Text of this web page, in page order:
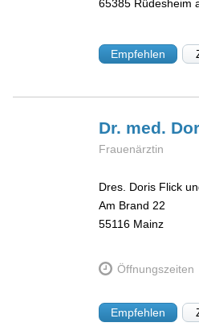
65385 Rüdesheim
Empfehlen
Dr. med.
Frauenärztin
Dres. Doris Flick
Am Brand 22
55116 Mainz
Öffnungszeiten
Empfehlen